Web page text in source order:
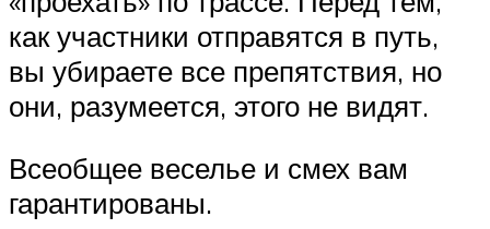
как участники отправятся в путь,
вы убираете все препятствия, но
они, разумеется, этого не видят.
Всеобщее веселье и смех вам
гарантированы.